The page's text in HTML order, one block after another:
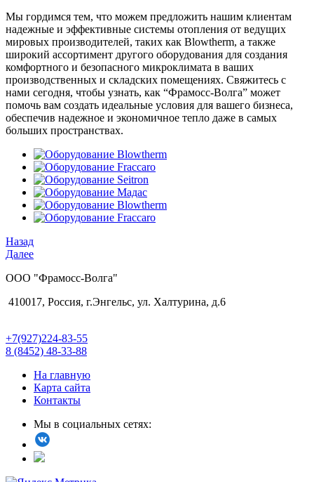
Мы гордимся тем, что можем предложить нашим клиентам
надежные и эффективные системы отопления от ведущих
мировых производителей, таких как Blowtherm, а также
широкий ассортимент другого оборудования для создания
комфортного и безопасного микроклимата в ваших
производственных и складских помещениях. Свяжитесь с
нами сегодня, чтобы узнать, как “Фрамосс-Волга” может
помочь вам создать идеальные условия для вашего бизнеса,
обеспечив надежное и экономичное тепло даже в самых
больших пространствах.
Назад
Далее
ООО "Фрамосс-Волга"
410017, Россия, г.Энгельс, ул. Халтурина, д.6
+7(927)224-83-55
8 (8452) 48-33-88
На главную
Карта сайта
Контакты
Мы в социальных сетях: